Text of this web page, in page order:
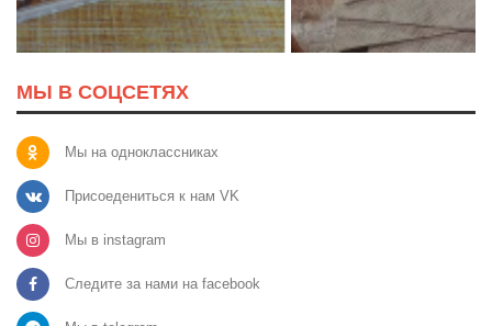
МЫ В СОЦСЕТЯХ
Мы на одноклассниках
Присоедениться к нам VK
Мы в instagram
Следите за нами на facebook